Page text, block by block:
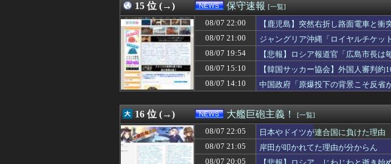
15 位 (→) 保守速報 [一覧]
08/07 22:00
【鹿児島】突然右折し路面電車と
08/07 21:00
ジャングリア沖縄「ロイヤルチケッ
08/07 19:54
【悲報】ロシア報道官「広島市長
主張
08/07 15:10
【韓国サッカー協会】外国人審判
08/07 14:10
中国政府「原爆投下の背景こそ反省
16 位 (→) 大艦巨砲主義！ [一覧]
08/07 22:05
日本やドイツが連合国に負けた理由
08/07 21:05
岸田が叩かれてた理由が分からん
08/07 20:05